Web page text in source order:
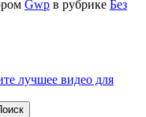
Gwp в рубрике Без
лучшее видео для